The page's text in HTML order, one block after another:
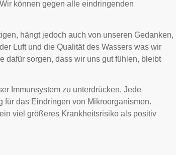
können gegen alle eindringenden
hängt jedoch auch von unseren Gedanken,
Luft und die Qualität des Wassers was wir
dafür sorgen, dass wir uns gut fühlen, bleibt
Immunsystem zu unterdrücken. Jede
für das Eindringen von Mikroorganismen.
viel größeres Krankheitsrisiko als positiv